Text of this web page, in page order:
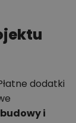
dodatki
i